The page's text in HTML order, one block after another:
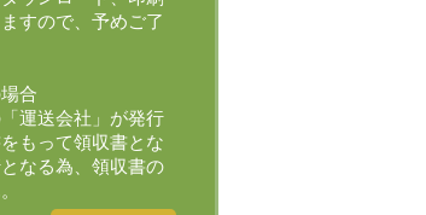
すので、予めご了
合
運送会社」が発行
もって領収書とな
なる為、領収書の